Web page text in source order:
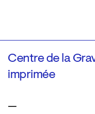
Centre de la
imprimée
—